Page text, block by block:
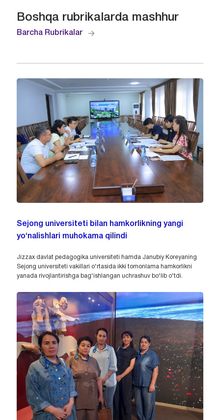
Boshqa rubrikalarda mashhur
Barcha Rubrikalar
Sejong universiteti bilan hamkorlikning yangi
yo‘nalishlari muhokama qilindi
Jizzax davlat pedagogika universiteti hamda Janubiy Koreyaning
Sejong universiteti vakillari o‘rtasida ikki tomonlama hamkorlikni
yanada rivojlantirishga bag‘ishlangan uchrashuv bo‘lib o‘tdi.